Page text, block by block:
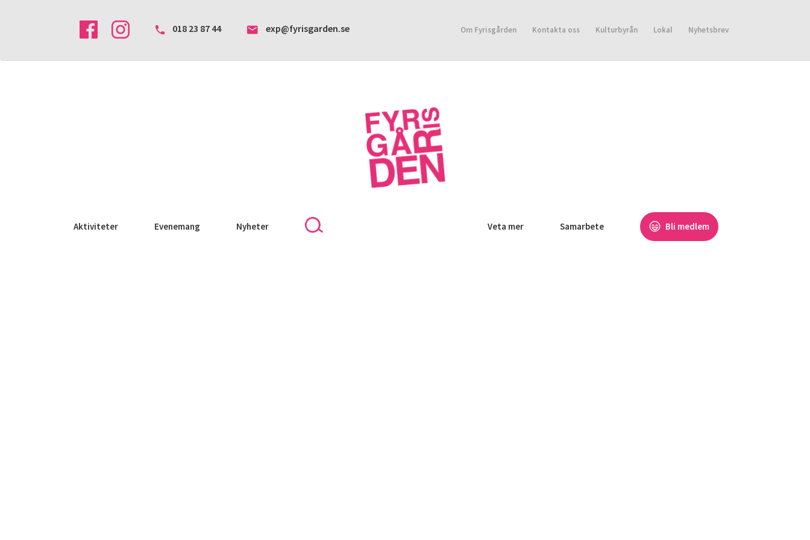
018 23 87 44 exp@fyrisgarden.se Om Fyrisgården Kontakta oss Kulturbyrån Lokal Nyhetsbrev
Aktiviteter Evenemang Nyheter Veta mer Samarbete Bli medlem
KONTAKT